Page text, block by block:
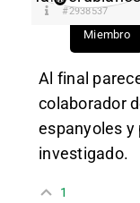
#2938537
Miembro
Al final
colaborador
espanyoles y
investigado.
1